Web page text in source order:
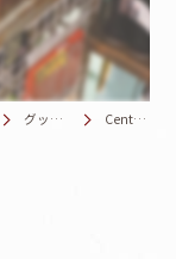
グッズ紹介 CenturyBio